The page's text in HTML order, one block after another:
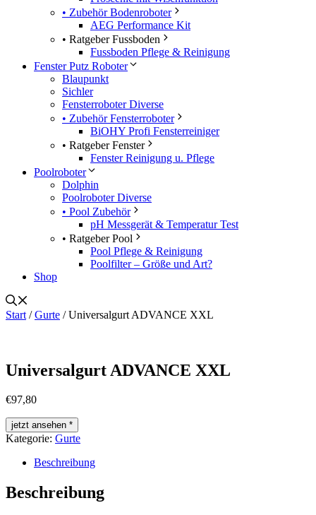
• Zubehör Bodenroboter
AEG Performance Kit
• Ratgeber Fussboden
Fussboden Pflege & Reinigung
Fenster Putz Roboter
Blaupunkt
Sichler
Fensterroboter Diverse
• Zubehör Fensterroboter
BiOHY Profi Fensterreiniger
• Ratgeber Fenster
Fenster Reinigung u. Pflege
Poolroboter
Dolphin
Poolroboter Diverse
• Pool Zubehör
pH Messgerät & Temperatur Test
• Ratgeber Pool
Pool Pflege & Reinigung
Poolfilter – Größe und Art?
Shop
Start /Gurte / Universalgurt ADVANCE XXL
Universalgurt ADVANCE XXL
€97,80
jetzt ansehen *
Kategorie: Gurte
Beschreibung
Beschreibung